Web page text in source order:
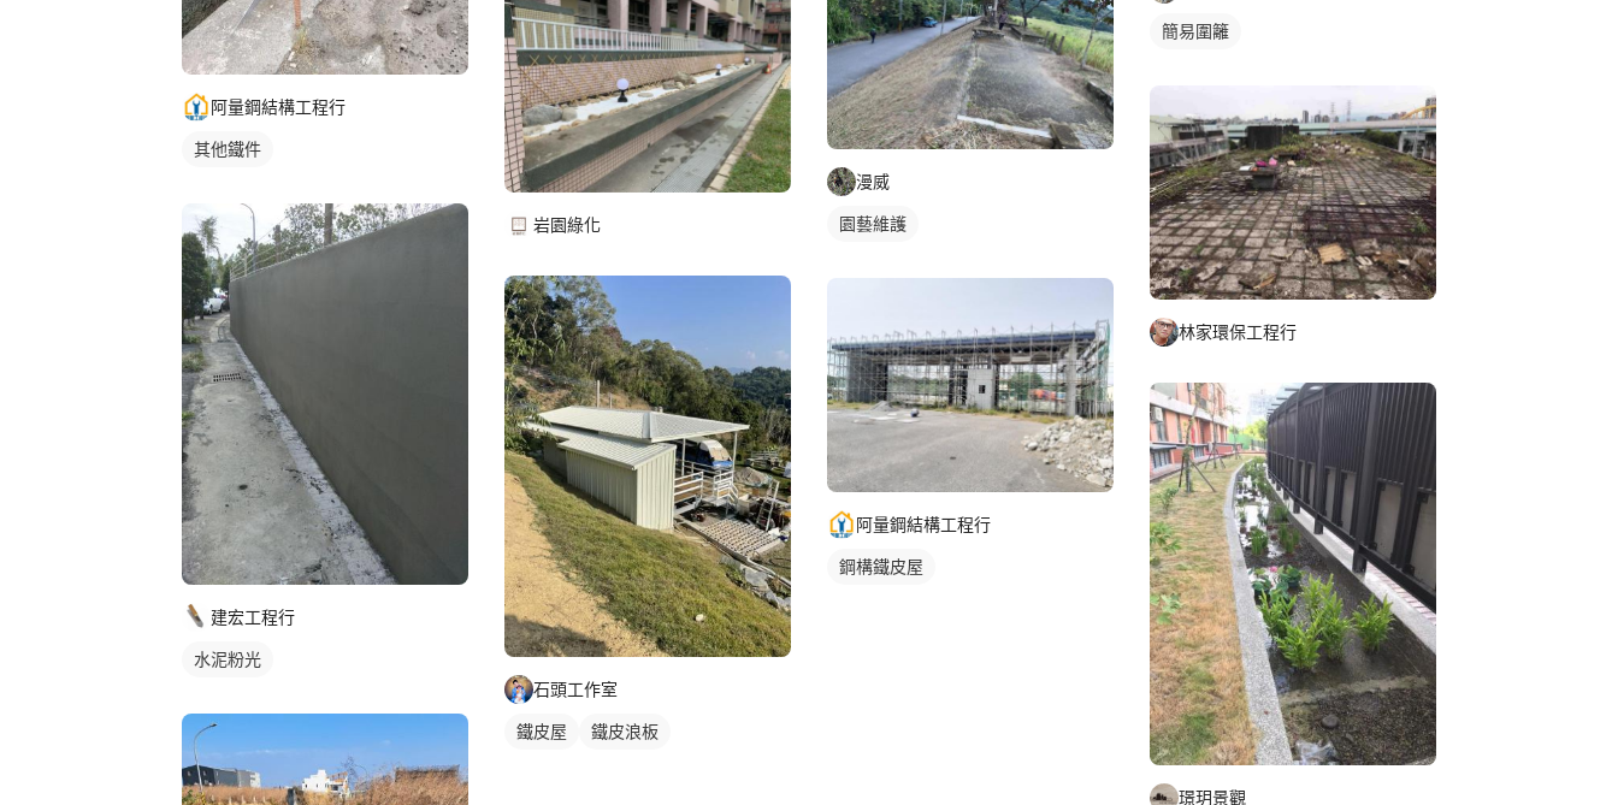
阿量鋼結構工程行
其他鐵件
建宏工程行
水泥粉光
岩園綠化
石頭工作室
鐵皮屋 鐵皮浪板
漫威
園藝維護
阿量鋼結構工程行
鋼構鐵皮屋
簡易圍籬
林家環保工程行
璟玥景觀